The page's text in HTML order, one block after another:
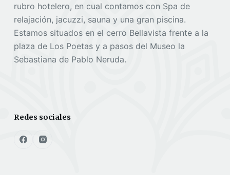
rubro hotelero, en cual contamos con Spa de
relajación, jacuzzi, sauna y una gran piscina.
Estamos situados en el cerro Bellavista frente a la
plaza de Los Poetas y a pasos del Museo la
Sebastiana de Pablo Neruda.
Redes sociales